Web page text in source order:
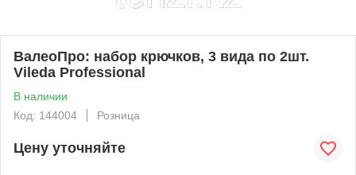
ВалеоПро: набор крючков, 3 вида по 2шт.
Vileda Professional
В наличии
Код: 144004
Розница
Цену уточняйте